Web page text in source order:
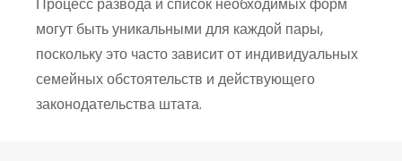
могут быть уникальными для каждой пары,
поскольку это часто зависит от индивидуальных
семейных обстоятельств и действующего
законодательства штата.